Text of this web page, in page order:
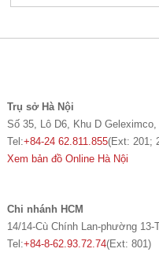
Trụ sở Hà Nội
Số 35, Lô D6, Khu D
Tel:+84-24 62.811.855(Ext: 201;
Xem bản đồ Online Hà Nội
Chi nhánh HCM
14/14-Cù Chính Lan-phường 13-
Tel:+84-8-62.93.72.74(Ext: 801)